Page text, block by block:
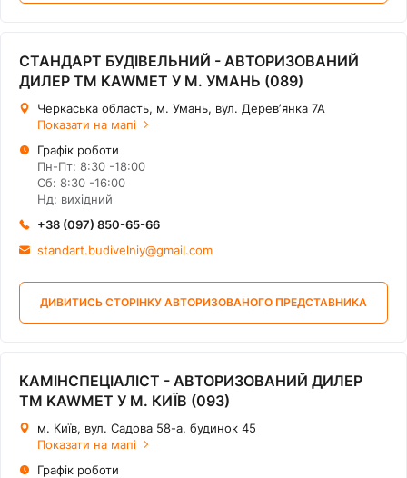
СТАНДАРТ БУДІВЕЛЬНИЙ - АВТОРИЗОВАНИЙ
ДИЛЕР ТМ KAWMET У М. УМАНЬ (089)
Черкаська область, м. Умань, вул. Деревʼянка 7А
Показати на мапі
Графік роботи
Пн-Пт: 8:30 -18:00
Сб: 8:30 -16:00
Нд: вихідний
+38 (097) 850-65-66
standart.budivelniy@gmail.com
ДИВИТИСЬ СТОРІНКУ АВТОРИЗОВАНОГО ПРЕДСТАВНИКА
КАМІНСПЕЦІАЛІСТ - АВТОРИЗОВАНИЙ ДИЛЕР
ТМ KAWMET У М. КИЇВ (093)
м. Київ, вул. Садова 58-а, будинок 45
Показати на мапі
Графік роботи